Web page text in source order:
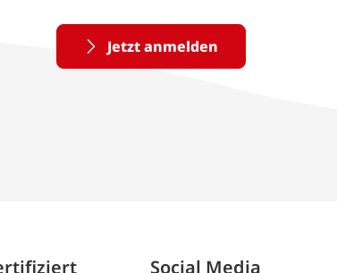
Jetzt anmelden
Social Media